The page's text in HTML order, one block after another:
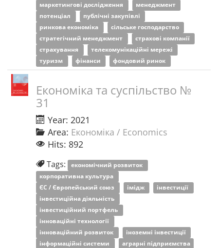
маркетингові дослідження
менеджмент
потенціал
публічні закупівлі
ринкова економіка
сільське господарство
стратегічний менеджмент
страхові компанії
страхування
телекомунікаційні мережі
туризм
фінанси фондовий ринок
Економіка та суспільство №
31
Year: 2021
Area: Економіка / Economics
Hits: 892
Tags: економічний розвиток
корпоративна культура
ЄС / Європейський союз
імідж
інвестиції
інвестиційна діяльність
інвестиційний портфель
інноваційні технології
інноваційний розвиток
іноземні інвестиції
інформаційні системи
аграрні підприємства